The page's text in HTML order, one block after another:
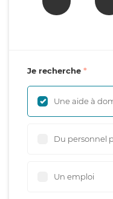
Je recherche
Une aide à
Du personnel
Un emploi